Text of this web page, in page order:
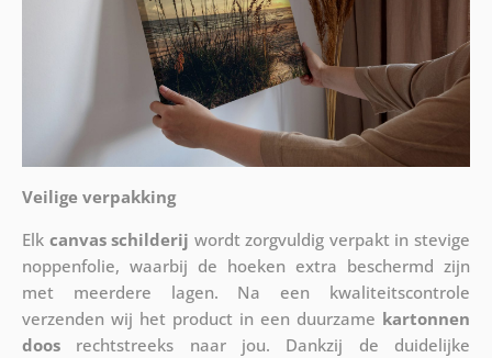
Veilige verpakking
Elk canvas schilderij wordt zorgvuldig verpakt in stevige
noppenfolie, waarbij de hoeken extra beschermd zijn
met meerdere lagen. Na een kwaliteitscontrole
verzenden wij het product in een duurzame kartonnen
doosrechtstreeks naar jou. Dankzij de duidelijke